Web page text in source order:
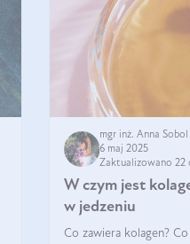
mgr inż. Anna Sobol
6 maj 2025
Zaktualizowano 22
W czym jest
w jedzeniu
Co zawiera kolagen?